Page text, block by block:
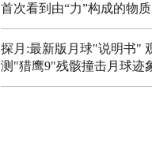
首次看到由“力”构成的物质
探月:最新版月球"说明书"
测"猎鹰9"残骸撞击月球迹